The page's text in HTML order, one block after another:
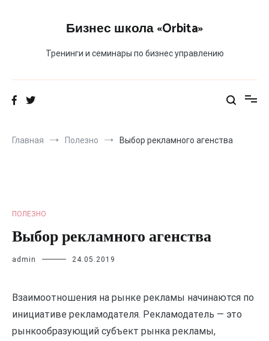
Бизнес школа «Orbita»
Тренинги и семинары по бизнес управлению
Главная Полезно Выбор рекламного агенства
ПОЛЕЗНО
Выбор рекламного агенства
admin 24.05.2019
Взаимоотношения на рынке рекламы начинаются по
инициативе рекламодателя. Рекламодатель — это
рынкообразующий субъект рынка рекламы,